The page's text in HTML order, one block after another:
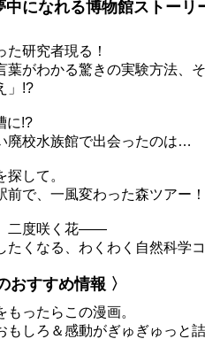
中になれる博物館ストーリ
た研究者現る！
葉がわかる驚きの実験方法、
」!?
に!?
廃校水族館で出会ったのは…
探して。
前で、一風変わった森ツアー！
二度咲く花――
たくなる、わくわく自然科学コ
おすすめ情報 〉
もったらこの漫画。
もしろ＆感動がぎゅぎゅっと